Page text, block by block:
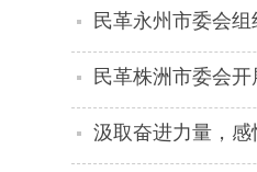
民革永州市委会
民革株洲市委会
汲取奋进力量，